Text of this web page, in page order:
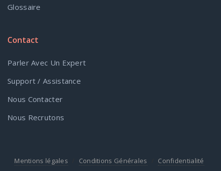
Glossaire
Contact
Parler Avec Un Expert
Support / Assistance
Nous Contacter
Nous Recrutons
Mentions légales Conditions Générales
Confidentialité